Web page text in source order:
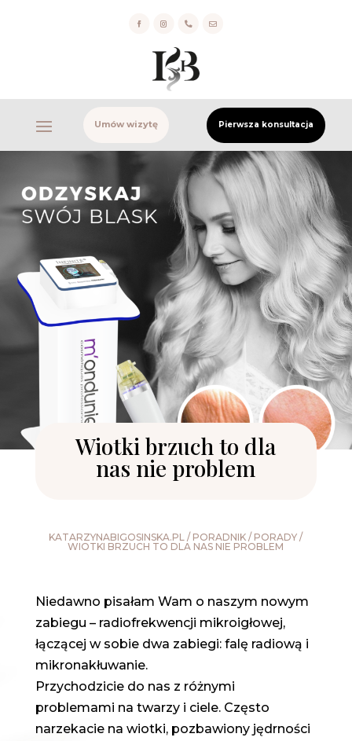
 
Umów wizytę Pierwsza konsultacja
Wiotki brzuch to dla
nas nie problem
KATARZYNABIGOSINSKA.PL / PORADNIK / PORADY /
WIOTKI BRZUCH TO DLA NAS NIE PROBLEM
Niedawno pisałam Wam o naszym nowym
zabiegu – radiofrekwencji mikroigłowej,
łączącej w sobie dwa zabiegi: falę radiową i
mikronakłuwanie.
Przychodzicie do nas z różnymi
problemami na twarzy i ciele. Często
narzekacie na wiotki, pozbawiony jędrności